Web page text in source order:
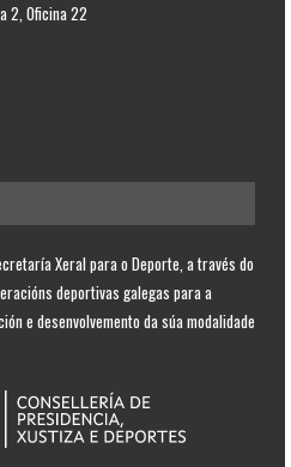
2, Oficina 22
Xeral para o Deporte, a través do
deportivas galegas para a
e desenvolvemento da súa modalidade